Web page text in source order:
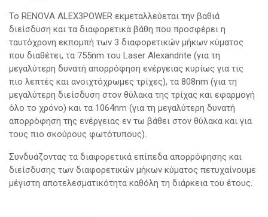
Το RENOVA ALEX3POWER εκμεταλλεύεται την βαθιά
διείσδυση και τα διαφορετικά βάθη που προσφέρει η
ταυτόχρονη εκπομπή των 3 διαφορετικών μήκων κύματος
που διαθέτει, τα 755nm του Laser Alexandrite (για τη
μεγαλύτερη δυνατή απορρόφηση ενέργειας κυρίως για τις
πιο λεπτές και ανοιχτόχρωμες τρίχες), τα 808nm (για τη
μεγαλύτερη διείσδυση στον θύλακα της τρίχας και εφαρμογή
όλο το χρόνο) και τα 1064nm (για τη μεγαλύτερη δυνατή
απορρόφηση της ενέργειας εν τω βάθει στον θύλακα και για
τους πιο σκούρους φωτότυπους).
Συνδυάζοντας τα διαφορετικά επίπεδα απορρόφησης και
διείσδυσης των διαφορετικών μήκων κύματος πετυχαίνουμε
μέγιστη αποτελεσματικότητα καθόλη τη διάρκεια του έτους.